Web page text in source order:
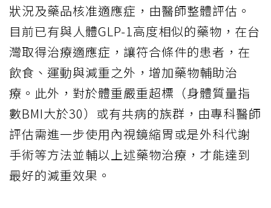
狀況及藥品核准適應症，由醫師整體評估。
目前已有與人體GLP-1高度相似的藥物，在台
灣取得治療適應症，讓符合條件的患者，在
飲食、運動與減重之外，增加藥物輔助治
療。此外，對於體重嚴重超標（身體質量指
數BMI大於30）或有共病的族群，由專科醫師
評估需進一步使用內視鏡縮胃或是外科代謝
手術等方法並輔以上述藥物治療，才能達到
最好的減重效果。